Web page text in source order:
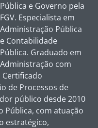
Pública e Governo pela
FGV. Especialista em
Administração Pública
e Contabilidade
Pública. Graduado em
Administração com
Certificado
de Processos de
público desde 2010
Pública, com atuação
estratégico,